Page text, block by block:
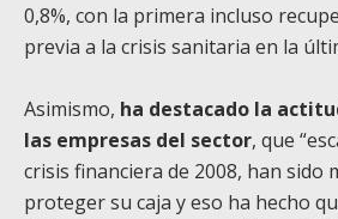
0,8%, con la primera incluso
previa a la crisis sanitaria en la
Asimismo, ha destacado la
las empresas del sector, que
crisis financiera de 2008, han sido
proteger su caja y eso ha hecho